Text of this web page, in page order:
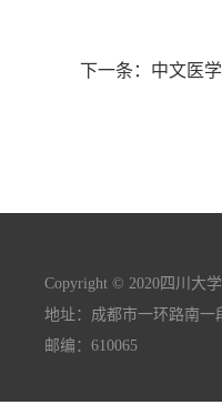
下一条：中文医
Copyright © 2020四川大
地址：成都市一环路南一
邮编：610065